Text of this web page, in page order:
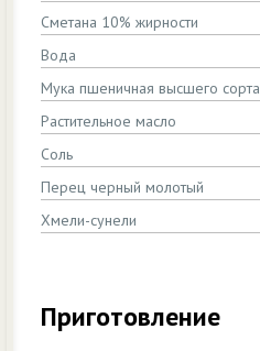
Сметана 10% жирности
Вода
Мука пшеничная высшего сорта
Растительное масло
Соль
Перец черный молотый
Хмели-сунели
Приготовление